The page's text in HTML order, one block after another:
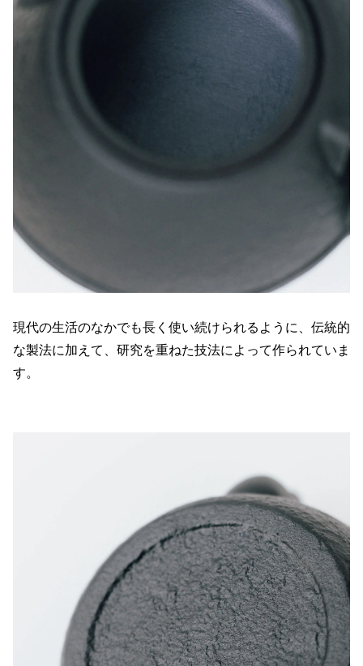
現代の生活のなかでも長く使い続けられるように、伝統的
な製法に加えて、研究を重ねた技法によって作られていま
す。